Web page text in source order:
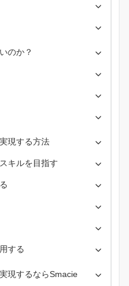
のか？
現する方法
キルを目指す
する
現するならSmacie